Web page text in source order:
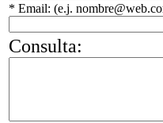
* Email: (e.j.
Consulta: